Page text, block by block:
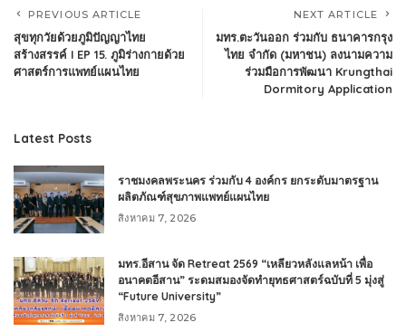
PREVIOUS ARTICLE
สุขทุกวัยด้วยภูมิปัญญาไทย
สร้างสรรค์ I EP 15. ภูมิร่างกายด้วย
ศาสตร์การแพทย์แผนไทย
NEXT ARTICLE
มทร.ตะวันออก ร่วมกับ ธนาคารกรุง
ไทย จำกัด (มหาชน) ลงนามความ
ร่วมมือการพัฒนา Krungthai
Dormitory Application
Latest Posts
ราชมงคลพระนคร ร่วมกับ 4 องค์กร ยกระดับมาตรฐาน
ผลิตภัณฑ์สุขภาพแพทย์แผนไทย
สิงหาคม 7, 2026
มทร.อีสาน จัด Retreat 2569 “เหลียวหลังแลหน้า เพื่อ
อนาคตอีสาน” ระดมสมองจัดทำยุทธศาสตร์ฉบับที่ 5 มุ่งสู่
“Future University”
สิงหาคม 7, 2026